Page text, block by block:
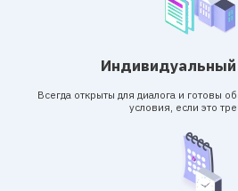
Всегда открыты для диалога и готовы
условия, если это